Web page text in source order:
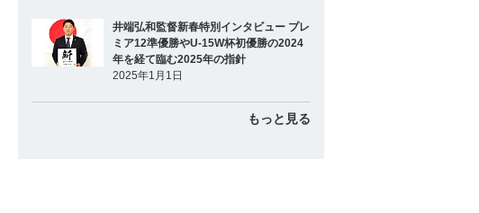
井端弘和監督新春特別インタビュー プレ
ミア12準優勝やU-15W杯初優勝の2024
年を経て臨む2025年の指針
2025年1月1日
もっと見る